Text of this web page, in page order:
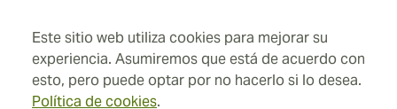
Este sitio web utiliza cookies para mejorar su
experiencia. Asumiremos que está de acuerdo con
esto, pero puede optar por no hacerlo si lo desea.
Política de cookies.
info@swisscubancigars.com